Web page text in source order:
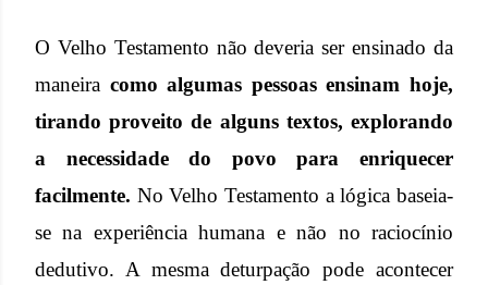
O Velho Testamento não deveria ser ensinado da
maneira como algumas pessoas ensinam hoje,
tirando proveito de alguns textos, explorando
a necessidade do povo para enriquecer
facilmente. No Velho Testamento a lógica baseia-
se na experiência humana e não no raciocínio
dedutivo. A mesma deturpação pode acontecer